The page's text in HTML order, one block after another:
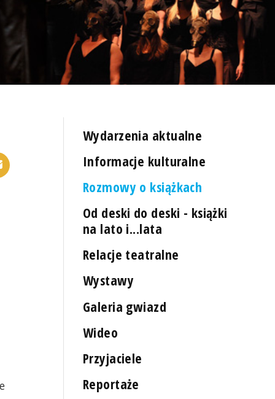
Wydarzenia aktualne
Informacje kulturalne
Rozmowy o książkach
Od deski do deski - książki
na lato i...lata
Relacje teatralne
Wystawy
Galeria gwiazd
Wideo
Przyjaciele
Reportaże